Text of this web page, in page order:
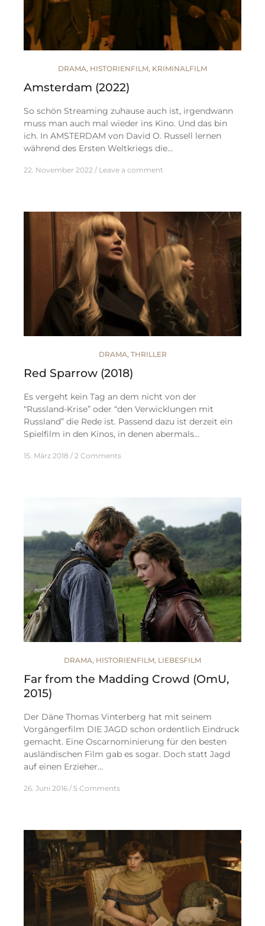
DRAMA, HISTORIENFILM, KRIMINALFILM
Amsterdam (2022)
So schön Streaming zuhause auch ist, irgendwann
muss man auch mal wieder ins Kino. Und das bin
ich. In AMSTERDAM von David O. Russell lernen
während des Ersten Weltkriegs die…
22. November 2022 Leave a comment
DRAMA, THRILLER
Red Sparrow (2018)
Es vergeht kein Tag an dem nicht von der
“Russland-Krise” oder “den Verwicklungen mit
Russland” die Rede ist. Passend dazu ist derzeit ein
Spielfilm in den Kinos, in denen abermals…
15. März 2018 2 Comments
DRAMA, HISTORIENFILM, LIEBESFILM
Far from the Madding Crowd (OmU,
2015)
Der Däne Thomas Vinterberg hat mit seinem
Vorgängerfilm DIE JAGD schon ordentlich Eindruck
gemacht. Eine Oscarnominierung für den besten
ausländischen Film gab es sogar. Doch statt Jagd
auf einen Erzieher…
26. Juni 2016 5 Comments